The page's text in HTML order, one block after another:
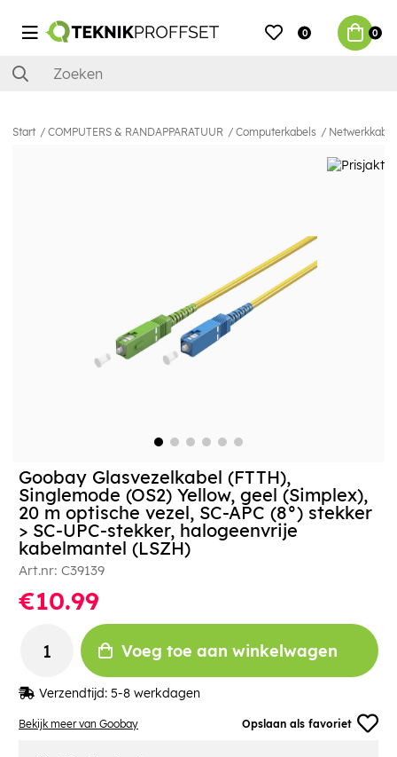
0 0
Start COMPUTERS & RANDAPPARATUUR Computerkabels
Bekijk meer van Goobay Opslaan als favoriet
Goobay Glasvezelkabel (FTTH),
Singlemode (OS2) Yellow, geel (Simplex),
20 m optische vezel, SC-APC (8°) stekker
> SC-UPC-stekker, halogeenvrije
kabelmantel (LSZH)
Art.nr: C39139
€10.99
Voeg toe aan winkelwagen
Verzendtijd: 5-8 werkdagen